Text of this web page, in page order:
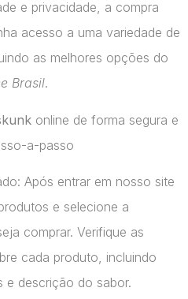
e privacidade, a compra
acesso a uma variedade de
as melhores opções do
Brasil.
online de forma segura e
a-passo
Após entrar em nosso site
e selecione a
comprar. Verifique as
cada produto, incluindo
e descrição do sabor.